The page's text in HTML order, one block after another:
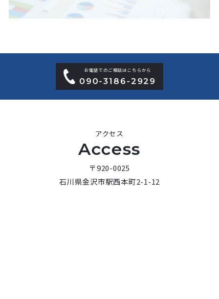
お電話でのご相談はこちらから
090-3186-2929
アクセス
Access
〒920-0025
石川県金沢市駅西本町2-1-12